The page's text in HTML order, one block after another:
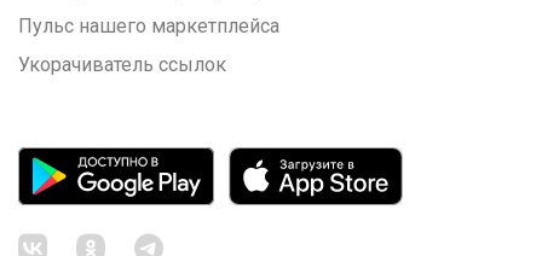
Пульс нашего маркетплейса
Укорачиватель ссылок